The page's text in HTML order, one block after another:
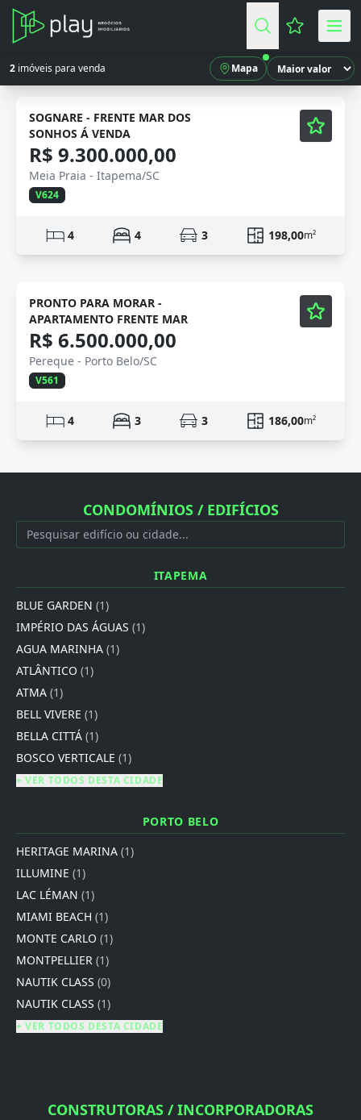
Favoritos
2 imóveis para venda Mapa
Vídeo Mobiliado
SOGNARE - FRENTE MAR DOS
SONHOS Á VENDA
R$ 9.300.000,00
Meia Praia - Itapema/SC
V624
4 4 3 198,00m²
Vídeo Mobiliado
PRONTO PARA MORAR -
APARTAMENTO FRENTE MAR
R$ 6.500.000,00
Pereque - Porto Belo/SC
V561
4 3 3 186,00m²
CONDOMÍNIOS / EDIFÍCIOS
ITAPEMA
BLUE GARDEN (1)
IMPÉRIO DAS ÁGUAS (1)
AGUA MARINHA (1)
ATLÂNTICO (1)
ATMA (1)
BELL VIVERE (1)
BELLA CITTÁ (1)
BOSCO VERTICALE (1)
+ VER TODOS DESTA CIDADE
PORTO BELO
HERITAGE MARINA (1)
ILLUMINE (1)
LAC LÉMAN (1)
MIAMI BEACH (1)
MONTE CARLO (1)
MONTPELLIER (1)
NAUTIK CLASS (0)
NAUTIK CLASS (1)
+ VER TODOS DESTA CIDADE
CONSTRUTORAS / INCORPORADORAS